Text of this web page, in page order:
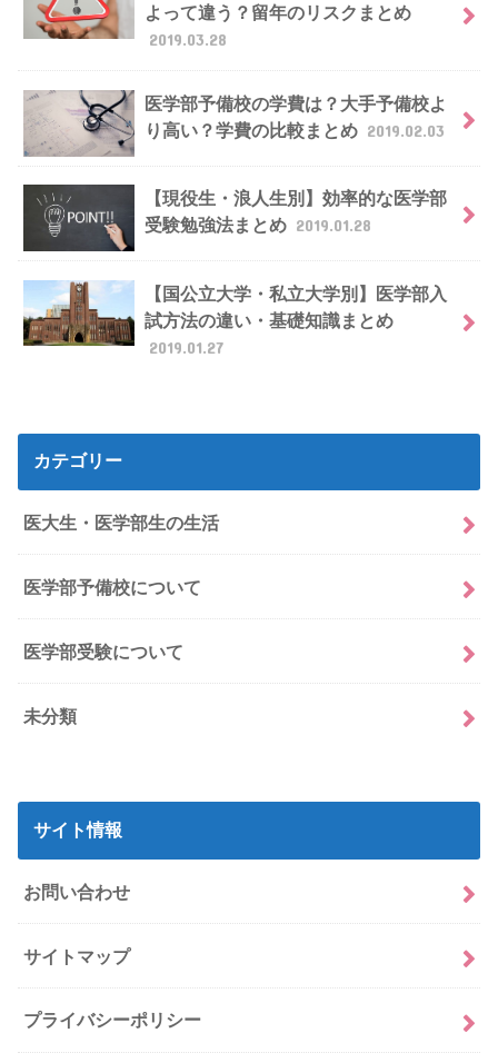
よって違う？留年のリスクまとめ
2019.03.28
医学部予備校の学費は？大手予備校よ
り高い？学費の比較まとめ 2019.02.03
【現役生・浪人生別】効率的な医学部
受験勉強法まとめ 2019.01.28
【国公立大学・私立大学別】医学部入
試方法の違い・基礎知識まとめ
2019.01.27
カテゴリー
医大生・医学部生の生活
医学部予備校について
医学部受験について
未分類
サイト情報
お問い合わせ
サイトマップ
プライバシーポリシー